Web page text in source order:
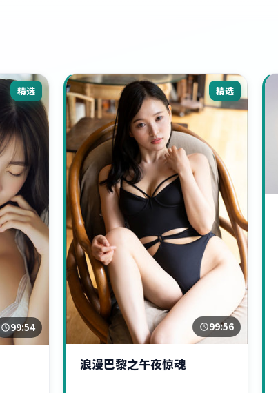
精选
99:54
精选
99:56
浪漫巴黎之午夜惊魂